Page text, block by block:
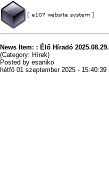
News Item: : Élő Híradó 2025.08.29.
(Category: Hírek)
Posted by esaniko
hétfő 01 szeptember 2025 - 15:40:39